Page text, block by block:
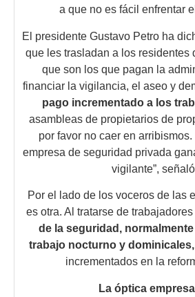
a que no es fácil enfrentar
El presidente Gustavo Petro ha
que les trasladan a los residentes
que son los que pagan la
financiar la vigilancia, el aseo y
pago incrementado a los
asambleas de propietarios de
por favor no caer en
empresa de seguridad privada
vigilante”,
Por el lado de los voceros de las
es otra. Al tratarse de trabajadores
de la seguridad, normalmente
trabajo nocturno y dominicales,
incrementados en la
La óptica